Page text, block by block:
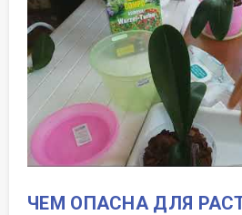
ЧЕМ ОПАСНА ДЛЯ